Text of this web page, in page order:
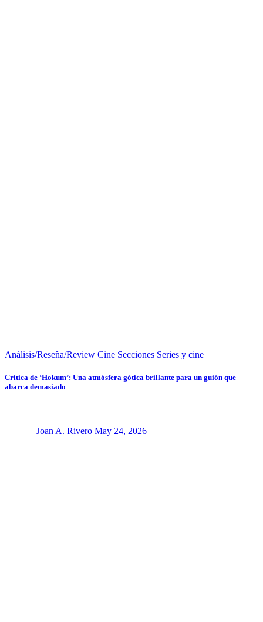
Análisis/Reseña/Review Cine Secciones Series y cine
Crítica de ‘Hokum’: Una atmósfera gótica brillante para un guión que
abarca demasiado
Joan A. Rivero May 24, 2026